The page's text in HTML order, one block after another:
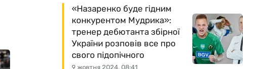
9 жовтня 2024, 08:41
«Назаренко буде гідним
конкурентом Мудрика»:
тренер дебютанта збірної
України розповів все про
свого підопічного